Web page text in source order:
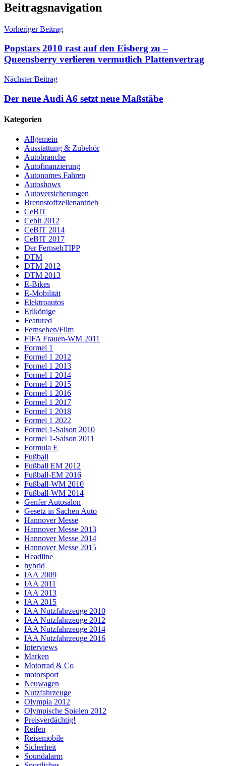
Beitragsnavigation
Vorheriger Beitrag
Popstars 2010 rast auf den Eisberg zu –
Queensberry verlieren vermutlich Plattenvertrag
Nächster Beitrag
Der neue Audi A6 setzt neue Maßstäbe
Kategorien
Allgemein
Ausstattung & Zubehör
Autobranche
Autofinanzierung
Autonomes Fahren
Autoshows
Autoversicherungen
Brennstoffzellenantrieb
CeBIT
Cebit 2012
CeBIT 2014
CeBIT 2017
Der FernsehTIPP
DTM
DTM 2012
DTM 2013
E-Bikes
E-Mobilität
Elektroautos
Erlkönige
Featured
Fernsehen/Film
FIFA Frauen-WM 2011
Formel 1
Formel 1 2012
Formel 1 2013
Formel 1 2014
Formel 1 2015
Formel 1 2016
Formel 1 2017
Formel 1 2018
Formel 1 2022
Formel 1-Saison 2010
Formel 1-Saison 2011
Formula E
Fußball
Fußball EM 2012
Fußball-EM 2016
Fußball-WM 2010
Fußball-WM 2014
Genfer Autosalon
Gesetz in Sachen Auto
Hannover Messe
Hannover Messe 2013
Hannover Messe 2014
Hannover Messe 2015
Headline
hybrid
IAA 2009
IAA 2011
IAA 2013
IAA 2015
IAA Nutzfahrzeuge 2010
IAA Nutzfahrzeuge 2012
IAA Nutzfahrzeuge 2014
IAA Nutzfahrzeuge 2016
Interviews
Marken
Motorrad & Co
motorsport
Neuwagen
Nutzfahrzeuge
Olympia 2012
Olympische Spielen 2012
Preisverdächtig!
Reifen
Reisemobile
Sicherheit
Soundalarm